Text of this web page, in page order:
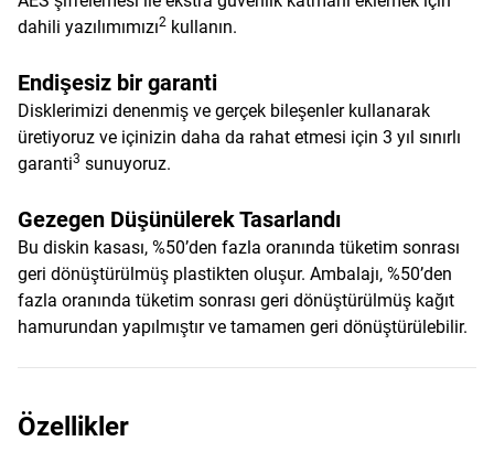
dahili yazılımımızı2 kullanın.
Endişesiz bir garanti
Disklerimizi denenmiş ve gerçek bileşenler kullanarak
üretiyoruz ve içinizin daha da rahat etmesi için 3 yıl sınırlı
garanti3 sunuyoruz.
Gezegen Düşünülerek Tasarlandı
Bu diskin kasası, %50’den fazla oranında tüketim sonrası
geri dönüştürülmüş plastikten oluşur. Ambalajı, %50’den
fazla oranında tüketim sonrası geri dönüştürülmüş kağıt
hamurundan yapılmıştır ve tamamen geri dönüştürülebilir.
Özellikler